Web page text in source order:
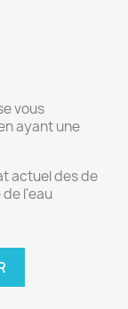
vous
ayant une
actuel des de
l'eau